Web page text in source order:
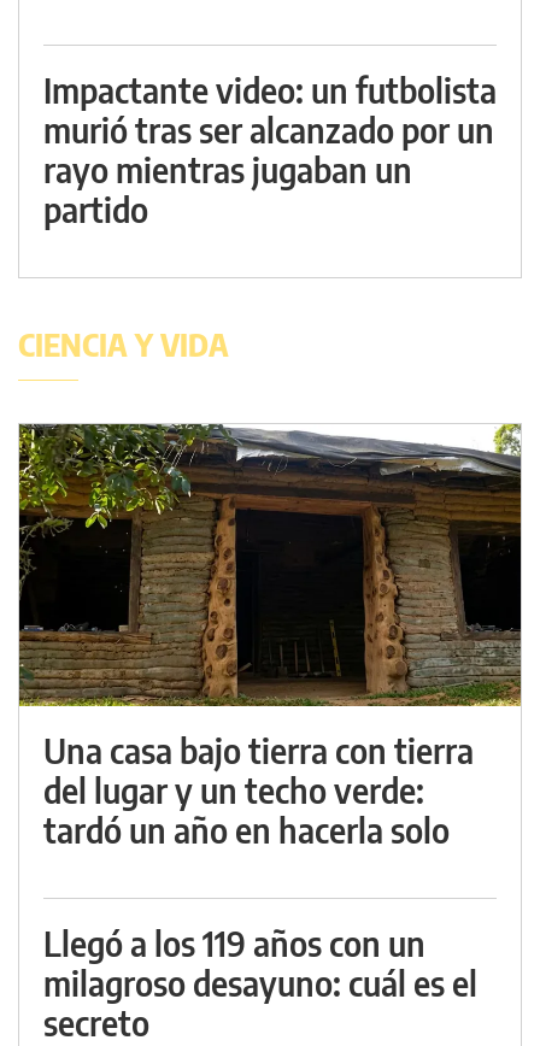
Impactante video: un futbolista
murió tras ser alcanzado por un
rayo mientras jugaban un
partido
CIENCIA Y VIDA
Una casa bajo tierra con tierra
del lugar y un techo verde:
tardó un año en hacerla solo
Llegó a los 119 años con un
milagroso desayuno: cuál es el
secreto